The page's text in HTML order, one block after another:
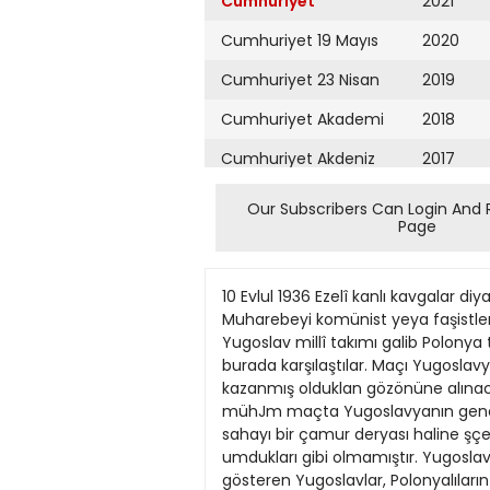
Cumhuriyet 19 Mayıs
Cumhuriyet 23 Nisan
Cumhuriyet Akademi
Cumhuriyet Akdeniz
Cumhuriyet Alışveriş
Cumhuriyet Ankara
Cumhuriyet Büyük
Taaruz
Cumhuriyet
Cumartesi
Cumhuriyet Çevre
2020
2019
2018
2017
2016
2015
2013
2011
2010
2009
Our Subscribers Can Login And
Page
10 Evlul 1936 Ezelî kanlı kavgalar diyarı Ihtilâller memleketi Ispanyada son dahilî harbin sebebleri Avrupa için çok tehlikeli bir neıice Muharebeyi komünist yeya faşistlerden birinin kazanarak Avrupadaki mümasil zümreye iltihakı umumî muvazeneyi altüst edecektir Yugoslav millî takımı galib Polonya takımını Belgradda 9 3 yendi Belgrad 8 (Hususî) YugoslavyaPolonya millî futbol takımları pazar günü burada karşılaştılar. Maçı Yugoslavya 3 gole karşı 9 golle kazandı. Polonyalıların Berlin Olimpiyadlarında dünya dördüncülüğünü kazanmış olduklan gözönüne alınacak olursa bu parlak galebenin Yugoslavlar için ne derece kıymetli olduğu meydana çıkar. Bu mühJm maçta Yugoslavyanın gene Kralı Ikinci Piyer de hazır bulunmuştur. Oyun başlamadan biraz evvel yağan şiddetli yağmurlar sahayı bir çamur deryası haline şçetirmişti. Sahanın bu hale gelmesini Polonyalılar kendileri için bir şans saymışlarsa da netice hiç te umdukları gibi olmamıştır. Yugoslavlar daha birinci dakikada ilk gollerıni atmışlardır. Bundan sonra fevkalâde bir enerji ve insicam gösteren Yugoslavlar, Polonyalıların kendilerini toplamalarına meydan vermeden 7 nci dakikada ikinci, 1 7 nci dakikada üçüncü, 35 inci dakikada dördüncü, gollerini atmışlar ve devreyi 40 galib bir vaziyette bitirmişlerdir. Ikinci derecede de üstünlüklerini kaybetmiyen Yugoslavlar, 5 gol daha atmışlardır, buna mukabil Polonyalılar da ancak 3 gol yapmışlar ve böylece Yugoslav millî takımı maçı 93 galib vaziyette bitirmiştir. Bu galibiyet seyirciler tarafından çıl gınca alkışlanmıştır. Bütün Yugoslav gazeteleri, millî takımlarının Polonyalılar dan çok daha yüksek bir oyun oynadıklarını ve galibiyeti hak ettiklerini yazmaktadırlar. Alman hükumeti müstemleke istiyor IBaştarafı 1 (nci >ahifede\ tahakkuku için milletin bütün kuvvetlerîfında yaptığımız işlerin hesabını verir ni seferber Mecek ve hiçbir zaman vazken, gelecekte göreceğimiz işlerin pro geçmediği eski müstemlekelerinin iadesigramını da izah edeceğiz. ni istiyecektir. Dört senelik neticeler Son dört sene zarfında yaptığımız işlere baktığımız zaman göğüslerimizin iftiharla kabardığını hissetmekteyiz. Dört sene zarfında sarfettığımiz mesai netice sinde Almanya bugün dünyada kendisine lâyık olan mevkii tekrar işgal etmiş bulunmaktadır. Büyük Harbden sonra, yani 1918 senesi teşrinisanisinde faaliyete başlıyan Nasyonal Sosyalist fırkası tarihte misli görülmemiş mucizeler yaratmağa muvaffak olmustur. İlk defa programımızı dünyaya ilân ettiğimiz zaman, düşmanlan mız programımızı hayal mahsulü addetmişler ve onun hiçbir zaman tahakkuk ettirilemiyeceğini söylemişlerdi. Halbuki Bu program bugün harfiyen tahakkuk etmiş bulunmaktadır.»